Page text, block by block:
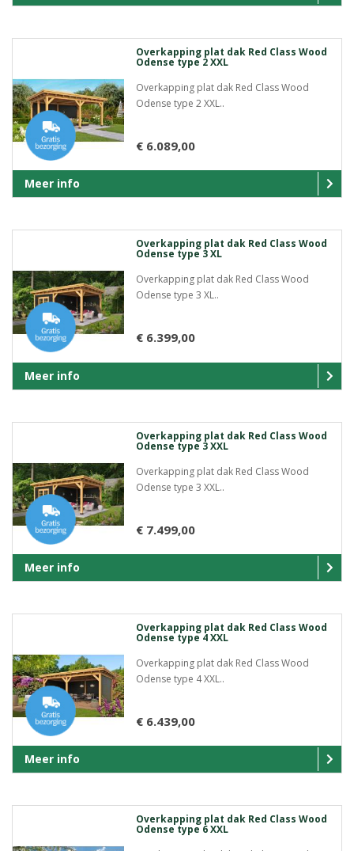
Overkapping plat dak Red Class Wood
Odense type 2 XXL
Overkapping plat dak Red Class Wood
Odense type 2 XXL..
€ 6.089,00
Meer info
Overkapping plat dak Red Class Wood
Odense type 3 XL
Overkapping plat dak Red Class Wood
Odense type 3 XL..
€ 6.399,00
Meer info
Overkapping plat dak Red Class Wood
Odense type 3 XXL
Overkapping plat dak Red Class Wood
Odense type 3 XXL..
€ 7.499,00
Meer info
Overkapping plat dak Red Class Wood
Odense type 4 XXL
Overkapping plat dak Red Class Wood
Odense type 4 XXL..
€ 6.439,00
Meer info
Overkapping plat dak Red Class Wood
Odense type 6 XXL